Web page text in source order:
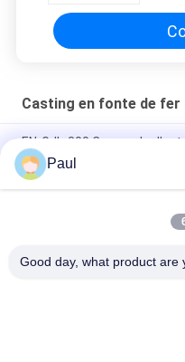
Casting en fonte de fer
EN-GJL-300 Couvercle
moulée au sable
Pièces de fonderie en
Paul
Good day, what product are